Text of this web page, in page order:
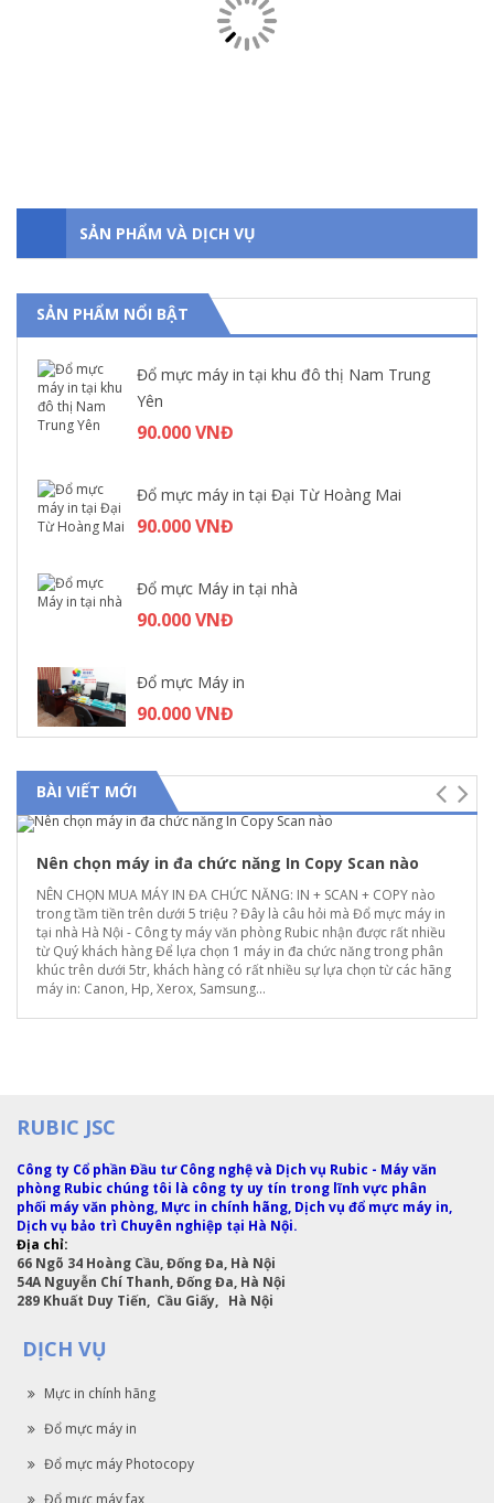
80.000 VNĐ
Sửa máy tính đường Võ Văn Dũng
80.000 VNĐ
Sửa máy tính tại Trường Chinh
80.000 VNĐ
SẢN PHẨM VÀ DỊCH VỤ
SẢN PHẨM NỔI BẬT
Đổ mực máy in tại khu đô thị Nam Trung
Yên
90.000 VNĐ
Đổ mực máy in tại Đại Từ Hoàng Mai
90.000 VNĐ
Đổ mực Máy in tại nhà
90.000 VNĐ
Đổ mực Máy in
90.000 VNĐ
BÀI VIẾT MỚI
Nên chọn máy in đa chức năng In Copy Scan nào
NÊN CHỌN MUA MÁY IN ĐA CHỨC NĂNG: IN + SCAN + COPY nào
trong tầm tiền trên dưới 5 triệu ? Đây là câu hỏi mà Đổ mực máy in
tại nhà Hà Nội - Công ty máy văn phòng Rubic nhận được rất nhiều
từ Quý khách hàng Để lựa chọn 1 máy in đa chức năng trong phân
khúc trên dưới 5tr, khách hàng có rất nhiều sự lựa chọn từ các hãng
máy in: Canon, Hp, Xerox, Samsung...
RUBIC JSC
Công ty Cổ phần Đầu tư Công nghệ và Dịch vụ Rubic - Máy văn
phòng Rubic chúng tôi là công ty uy tín trong lĩnh vực phân
phối máy văn phòng, Mực in chính hãng, Dịch vụ đổ mực máy in,
Dịch vụ bảo trì Chuyên nghiệp tại Hà Nội.
Địa chỉ:
66 Ngõ 34 Hoàng Cầu, Đống Đa, Hà Nội
54A Nguyễn Chí Thanh, Đống Đa, Hà Nội
289 Khuất Duy Tiến, Cầu Giấy, Hà Nội
DỊCH VỤ
Mực in chính hãng
Đổ mực máy in
Đổ mực máy Photocopy
Đổ mực máy fax